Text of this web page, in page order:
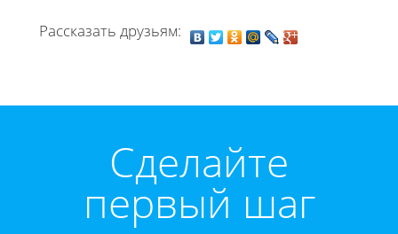
Рассказать друзьям:
Cделайте
первый шаг